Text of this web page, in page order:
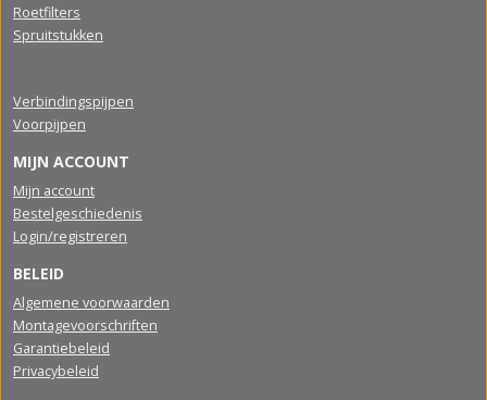
Roetfilters
Spruitstukken
Verbindingspijpen
Voorpijpen
MIJN ACCOUNT
Mijn account
Bestelgeschiedenis
Login/registreren
BELEID
Algemene voorwaarden
Montagevoorschriften
Garantiebeleid
Privacybeleid